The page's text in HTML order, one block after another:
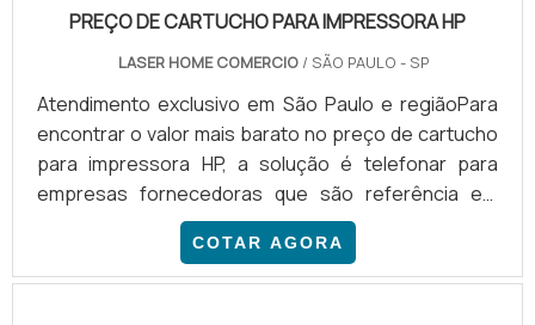
PREÇO DE CARTUCHO PARA IMPRESSORA HP
LASER HOME COMERCIO/ SÃO PAULO - SP
Atendimento exclusivo em São Paulo e regiãoPara
encontrar o valor mais barato no preço de cartucho
para impressora HP, a solução é telefonar para
empresas fornecedoras que são referência em
soluções para impressoras, que fornecem todos os
modelos de cartuchos e toners compatíveis para
impressoras da HP. São inúmeras as vantagens em
COTAR AGORA